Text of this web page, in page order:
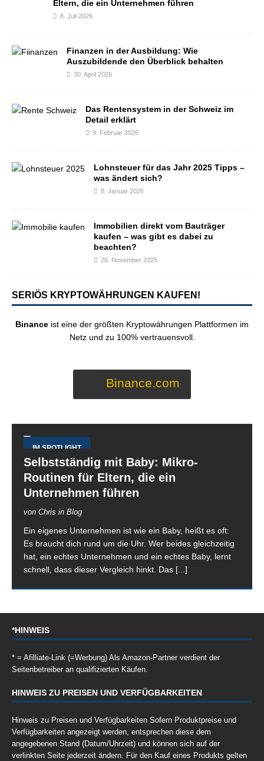
Eltern, die ein Unternehmen führen
8. Juli 2026
Finanzen in der Ausbildung: Wie
Auszubildende den Überblick behalten
30. April 2026
Das Rentensystem in der Schweiz im
Detail erklärt
9. Februar 2026
Lohnsteuer für das Jahr 2025 Tipps –
was ändert sich?
8. Januar 2026
Immobilien direkt vom Bauträger
kaufen – was gibt es dabei zu
beachten?
26. November 2025
SERIÖS KRYPTOWÄHRUNGEN KAUFEN!
Binance ist eine der größten Kryptowährungen Plattformen im
Netz und zu 100% vertrauensvoll.
Binance.com
IM SPOTLIGHT
Selbstständig mit Baby: Mikro-
Routinen für Eltern, die ein
Unternehmen führen
von Chris in Blog
Ein eigenes Unternehmen ist wie ein Baby, heißt es oft:
Es braucht dich rund um die Uhr. Wer beides gleichzeitig
hat, ein echtes Unternehmen und ein echtes Baby, lernt
schnell, dass dieser Vergleich hinkt. Das [...]
*HINWEIS
* = Afilliate-Link (=Werbung) Als Amazon-Partner verdient der
Seitenbetreiber an qualifizierten Käufen.
HINWEIS ZU PREISEN UND VERFÜGBARKEITEN
Hinweis zu Preisen und Verfügbarkeiten Sofern Produktpreise und
Verfügbarkeiten angezeigt werden, entsprechen diese dem
angegebenen Stand (Datum/Uhrzeit) und können sich auf der
verlinkten Seite jederzeit ändern. Für den Kauf eines Produkts gelten